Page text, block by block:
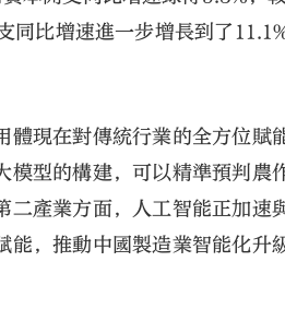
同比增速進一步增長到了
現在對傳統行業的全方位賦
模型的構建，可以精準預判農
產業方面，人工智能正加速
，推動中國製造業智能化升